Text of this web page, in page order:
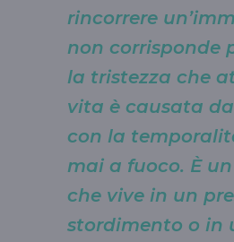
rincorrere
non corrisponde
la tristezza che
vita è causata
con la
mai a fuoco. È
che vive in un
stordimento o in